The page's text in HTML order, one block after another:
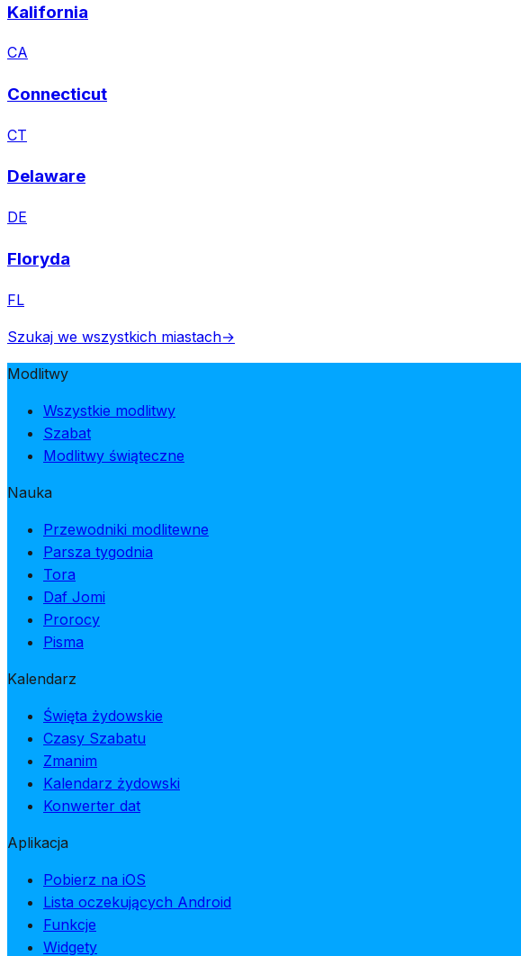
Kalifornia
CA
Connecticut
CT
Delaware
DE
Floryda
FL
Szukaj we wszystkich miastach→
Modlitwy
Wszystkie modlitwy
Szabat
Modlitwy świąteczne
Nauka
Przewodniki modlitewne
Parsza tygodnia
Tora
Daf Jomi
Prorocy
Pisma
Kalendarz
Święta żydowskie
Czasy Szabatu
Zmanim
Kalendarz żydowski
Konwerter dat
Aplikacja
Pobierz na iOS
Lista oczekujących Android
Funkcje
Widgety